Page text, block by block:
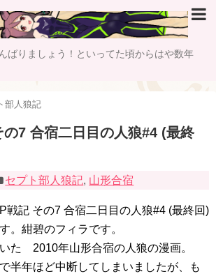
ばりましょう！といってた頃からはや数年
部人狼記
7 合宿二日目の人狼#4 (最終
セプト部人狼記, 山形合宿
戦記 その7 合宿二日目の人狼#4 (最終回)
。紺碧のフィラです。
た 2010年山形合宿の人狼の漫画。
半年ほど中断してしまいましたが、も